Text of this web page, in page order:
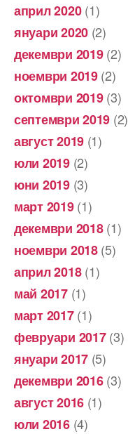
април 2020(1)
януари 2020 (2)
декември 2019(2)
ноември 2019(2)
октомври 2019(3)
септември 2019 (2)
август 2019 (1)
юли 2019(2)
юни 2019(3)
март 2019(1)
декември 2018(1)
ноември 2018(5)
април 2018(1)
май 2017(1)
март 2017(1)
февруари 2017(3)
януари 2017 (5)
декември 2016(3)
август 2016 (1)
юли 2016(4)